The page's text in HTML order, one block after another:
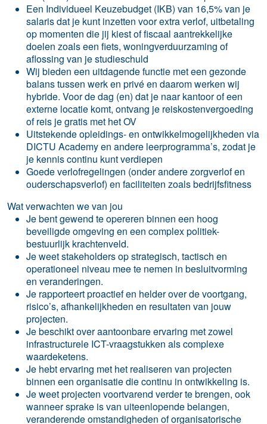
Een Individueel Keuzebudget (IKB) van 16,5% van je
salaris dat je kunt inzetten voor extra verlof, uitbetaling
op momenten die jij kiest of fiscaal aantrekkelijke
doelen zoals een fiets, woningverduurzaming of
aflossing van je studieschuld
Wij bieden een uitdagende functie met een gezonde
balans tussen werk en privé en daarom werken wij
hybride. Voor de dag (en) dat je naar kantoor of een
externe locatie komt, ontvang je reiskostenvergoeding
of reis je gratis met het OV
Uitstekende opleidings- en ontwikkelmogelijkheden via
DICTU Academy en andere leerprogramma’s, zodat je
je kennis continu kunt verdiepen
Goede verlofregelingen (onder andere zorgverlof en
ouderschapsverlof) en faciliteiten zoals bedrijfsfitness
Wat verwachten we van jou
Je bent gewend te opereren binnen een hoog
beveiligde omgeving en een complex politiek-
bestuurlijk krachtenveld.
Je weet stakeholders op strategisch, tactisch en
operationeel niveau mee te nemen in besluitvorming
en veranderingen.
Je rapporteert proactief en helder over de voortgang,
risico’s, afhankelijkheden en resultaten van jouw
projecten.
Je beschikt over aantoonbare ervaring met zowel
infrastructurele ICT-vraagstukken als complexe
waardeketens.
Je hebt ervaring met het realiseren van projecten
binnen een organisatie die continu in ontwikkeling is.
Je weet projecten voortvarend verder te brengen, ook
wanneer sprake is van uiteenlopende belangen,
veranderende omstandigheden of organisatorische